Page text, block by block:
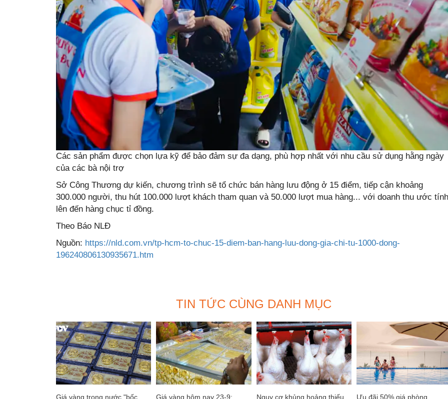
Các sản phẩm được chọn lựa kỹ để bảo đảm sự đa dạng, phù hợp nhất với nhu cầu sử dụng hằng ngày
của các bà nội trợ
Sở Công Thương dự kiến, chương trình sẽ tổ chức bán hàng lưu động ở 15 điểm, tiếp cận khoảng
300.000 người, thu hút 100.000 lượt khách tham quan và 50.000 lượt mua hàng... với doanh thu ước tính
lên đến hàng chục tỉ đồng.
Theo Báo NLĐ
Nguồn: https://nld.com.vn/tp-hcm-to-chuc-15-diem-ban-hang-luu-dong-gia-chi-tu-1000-dong-
196240806130935671.htm
TIN TỨC CÙNG DANH MỤC
Giá vàng trong nước "bốc Giá vàng hôm nay 23-9: Nguy cơ khủng hoảng thiếu Ưu đãi 50% giá phòng